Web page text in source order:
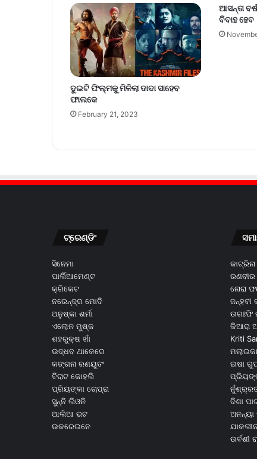
ଦୁଇଟି ଫିଲ୍ମକୁ ମିଳିଲା ଦାଦା ସାହେବ
ଫାଲକେ
February 21, 2023
ଆସନ୍ତା
ବିବାହ ହେବ
ଟ୍ରେଣ୍ଡିଂ
ସିନେମା
ପାର୍ଲିଆମେଣ୍ଟ
କ୍ରିକେଟ
ନରେନ୍ଦ୍ର ମୋଦି
ଅନୁଷ୍କା ଶର୍ମା
ଏଲୋନ ମୁଷ୍କ
ଶହରୁକ୍ଷ ଖାଁ
ଉଦ୍ଧବ ଥାକେରେ
କଙ୍ଗନା ରଣୟୁତଂ
ବିରାଟ କୋହଲି
ପ୍ରିୟଙ୍କା ଚୋପ୍ରା
ସୁନ୍ନି ଲିଓନି
ଆଲିଆ ଭଟ
ଉକରେଇନେ
ରଣବୀର
ନୋରା
ଜନ୍ହବୀ
ଉରଃଫି
କିଆରା
Kriti
ଇଷା
ଦିଶା
ଅନନ୍ୟା
ଉର୍ବଶୀ